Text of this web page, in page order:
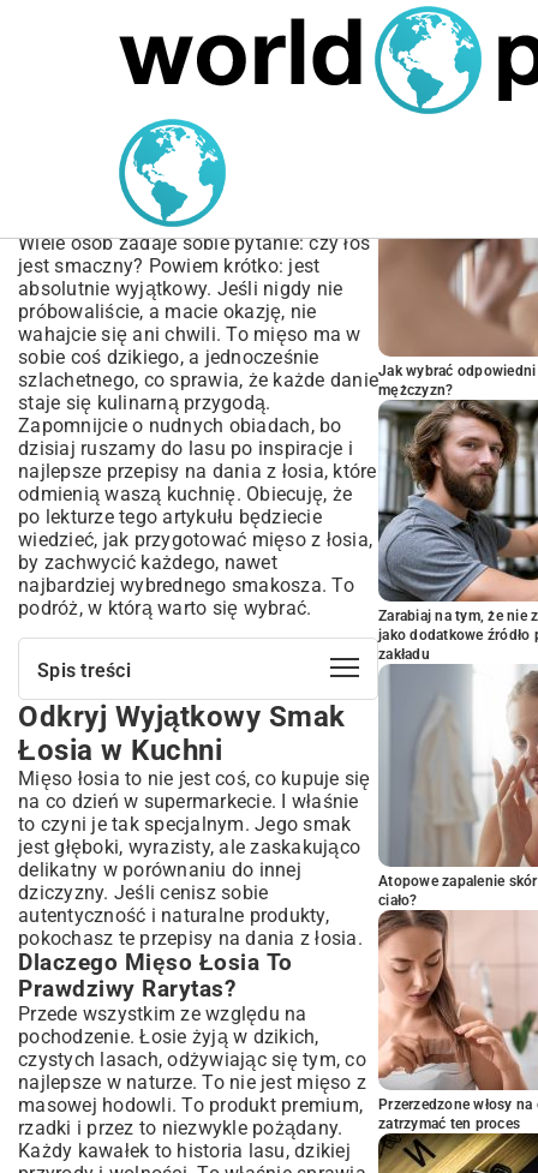
MARIUSZ ŁAMAGA 05.10.2025
Przepisy na Dania z Łosia
– Jak Przygotować
Mięso? | Poradnik
Wiele osób zadaje sobie pytanie: czy łoś
jest smaczny? Powiem krótko: jest
absolutnie wyjątkowy. Jeśli nigdy nie
próbowaliście, a macie okazję, nie
wahajcie się ani chwili. To mięso ma w
sobie coś dzikiego, a jednocześnie
szlachetnego, co sprawia, że każde danie
staje się kulinarną przygodą.
Zapomnijcie o nudnych obiadach, bo
dzisiaj ruszamy do lasu po inspiracje i
najlepsze przepisy na dania z łosia, które
odmienią waszą kuchnię. Obiecuję, że
po lekturze tego artykułu będziecie
wiedzieć, jak przygotować mięso z łosia,
by zachwycić każdego, nawet
najbardziej wybrednego smakosza. To
podróż, w którą warto się wybrać.
Spis treści
Odkryj Wyjątkowy Smak Łosia w Kuchni
Dlaczego Mięso Łosia To Prawdziwy
Rarytas?
Profil Smakowy i Wartości Odżywcze
Mięsa Łosia
Podstawy Przygotowania Mięsa Łosia
Klucz do Soczystości: Jak Prawidłowo
Marynować Łosia?
Techniki Kulinarne Idealne dla Mięsa Łosia
(Duszenie, Pieczenie, Smażenie)
Jak Uniknąć Najczęstszych Błędów w
Gotowaniu Łosia?
Klasyczne Przepisy na Dania z Łosia,
Które Pokochasz
Przepis na Aromatyczny Gulasz z Łosia z
Leśnymi Grzybami
Soczysta Pieczeń z Łosia: Idealna na
Specjalne Okazje
Szybkie i Smaczne Steki z Łosia: Poradnik
Odkryj Wyjątkowy Smak
Łosia w Kuchni
Mięso łosia to nie jest coś, co kupuje się
na co dzień w supermarkecie. I właśnie
to czyni je tak specjalnym. Jego smak
jest głęboki, wyrazisty, ale zaskakująco
delikatny w porównaniu do innej
dziczyzny. Jeśli cenisz sobie
autentyczność i naturalne produkty,
pokochasz te przepisy na dania z łosia.
Dlaczego Mięso Łosia To
Prawdziwy Rarytas?
Przede wszystkim ze względu na
pochodzenie. Łosie żyją w dzikich,
czystych lasach, odżywiając się tym, co
najlepsze w naturze. To nie jest mięso z
masowej hodowli. To produkt premium,
rzadki i przez to niezwykle pożądany.
Każdy kawałek to historia lasu, dzikiej
Jak wybrać
mężczyzn?
Zarabiaj na tym, że nie
jako dodatkowe
zakładu
Atopowe zapalenie
ciało?
Przerzedzone włosy
zatrzymać ten proces